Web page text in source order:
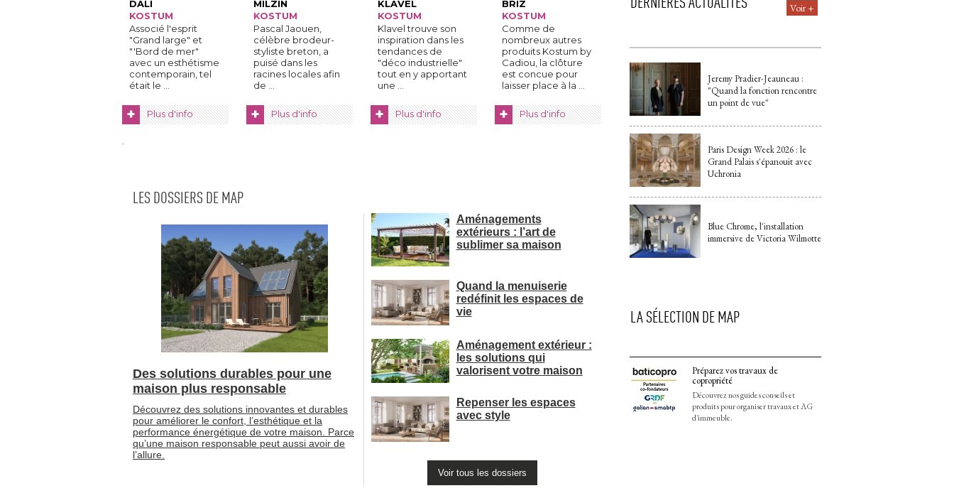
DALI
KOSTUM
Associé l'esprit
"Grand large" et
"'Bord de mer"
avec un esthétisme
contemporain, tel
était le ...
+ Plus d'info
MILZIN
KOSTUM
Pascal Jaouen,
célèbre brodeur-
styliste breton, a
puisé dans les
racines locales afin
de ...
+ Plus d'info
KLAVEL
KOSTUM
Klavel trouve son
inspiration dans les
tendances de
"déco industrielle"
tout en y apportant
une ...
+ Plus d'info
BRIZ
KOSTUM
Comme de
nombreux autres
produits Kostum by
Cadiou, la clôture
est concue pour
laisser place à la ...
+ Plus d'info
LES DOSSIERS DE MAP
Des solutions durables pour une
maison plus responsable
Découvrez des solutions innovantes et durables
pour améliorer le confort, l’esthétique et la
performance énergétique de votre maison. Parce
qu’une maison responsable peut aussi avoir de
l’allure.
Aménagements
extérieurs : l’art de
sublimer sa maison
Quand la menuiserie
redéfinit les espaces de
vie
Aménagement extérieur :
les solutions qui
valorisent votre maison
Repenser les espaces
avec style
Voir tous les dossiers
DERNIÈRES ACTUALITÉS Voir +
Jeremy Pradier-Jeauneau :
"Quand la fonction rencontre
un point de vue"
Paris Design Week 2026 : le
Grand Palais s'épanouit avec
Uchronia
Blue Chrome, l'installation
immersive de Victoria Wilmotte
LA SÉLECTION DE MAP
Préparez vos travaux de
copropriété
Découvrez nos guides conseils et
produits pour organiser travaux et AG
d'immeuble.